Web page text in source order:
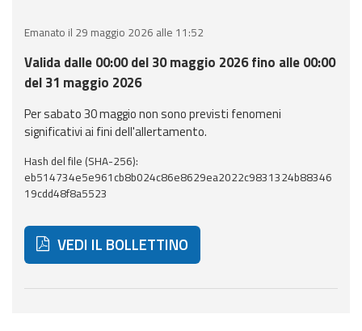
Previsioni meteo e
marine
Dati osservati
Radar meteo
Strumenti
Emanato il 29 maggio 2026 alle 11:52
Valida dalle 00:00 del 30 maggio 2026 fino alle 00:00
del 31 maggio 2026
Per sabato 30 maggio non sono previsti fenomeni
significativi ai fini dell'allertamento.
Hash del file (SHA-256):
eb514734e5e961cb8b024c86e8629ea2022c9831324b88346
19cdd48f8a5523
VEDI IL BOLLETTINO